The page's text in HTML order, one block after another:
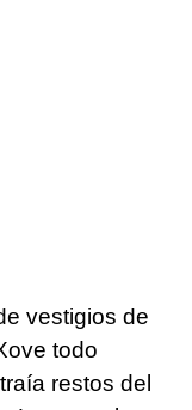
vestigios de
todo
restos del